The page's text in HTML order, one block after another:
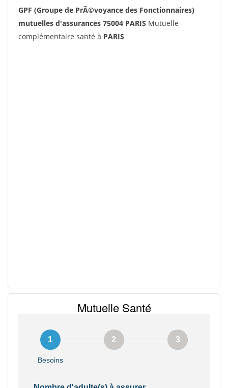
GPF (Groupe de PrÃ©voyance des Fonctionnaires)
mutuelles d'assurances 75004 PARIS Mutuelle
complémentaire santé à PARIS